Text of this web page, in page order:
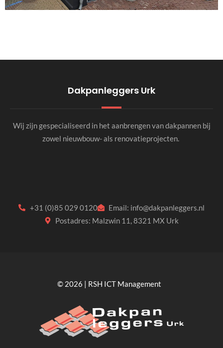
Dakpanleggers Urk
Wij zijn gespecialiseerd in het aanbrengen van dakpannen bij
zowel nieuwbouw- als renovatieprojecten.
+31 (0)85 029 0120
Email: info@dakpanleggers.nl
Postadres: Malzwin 11, 8321 MX Urk
© 2026 | RSH ICT Management